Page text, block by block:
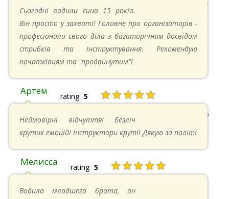
20.04.2025 в 17:07
Сьогодні водили сина 15 років.
Він просто у захваті! Головне про організаторів -
професіонали свого діла з багаторічним досвідом
стрибків та інструктування. Рекомендую
початківцям та "продвинутим"!
Артем rating 5 ★★★★★
22.06.2024 в 15:59
Неймовірні відчуття! Безліч
крутих емоцій! Інструктори круті! Дякую за політ!
Мелисса rating 5 ★★★★★
Водила младшего брата, он